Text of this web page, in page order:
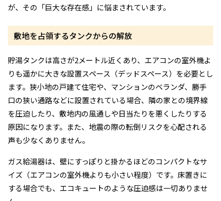
が、その「巨大な存在感」に悩まされています。
敷地を占領するタンクからの解放
貯湯タンクは高さが2メートル近くあり、エアコンの室外機よ
りも遥かに大きな設置スペース（デッドスペース）を必要とし
ます。狭小地の戸建て住宅や、マンションのベランダ、勝手
口の狭い通路などに設置されている場合、隣の家との境界線
を圧迫したり、敷地内の風通しや日当たりを悪くしたりする
原因になります。また、地震の際の転倒リスクを心配される
声も少なくありません。
ガス給湯器は、壁にすっぽりと掛かるほどのコンパクトなサ
イズ（エアコンの室外機よりも小さい程度）です。床置きに
する場合でも、エコキュートのような圧迫感は一切ありませ